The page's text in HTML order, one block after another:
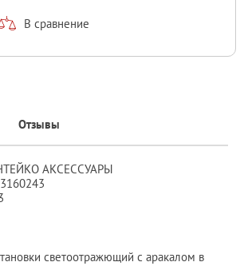
В сравнение
Отзывы
АКСЕССУАРЫ
светоотражющий с аракалом в